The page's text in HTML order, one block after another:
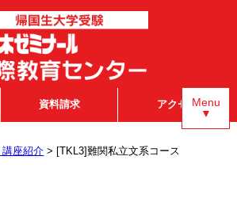
Menu
▼
資料請求 アクセス
講座紹介 > [TKL3]難関私立文系コース